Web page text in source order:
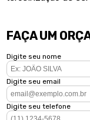
FAÇA UM
Digite seu nome
Digite seu email
Digite seu telefone